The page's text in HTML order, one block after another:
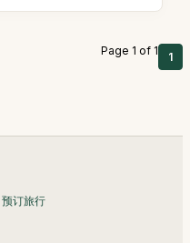
Page 1 of 1 1
预订旅行